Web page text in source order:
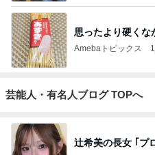
思ったより硬くな
Amebaトピックス
芸能人・有名人ブログ TOPへ
辻希美の長女 ｢プ